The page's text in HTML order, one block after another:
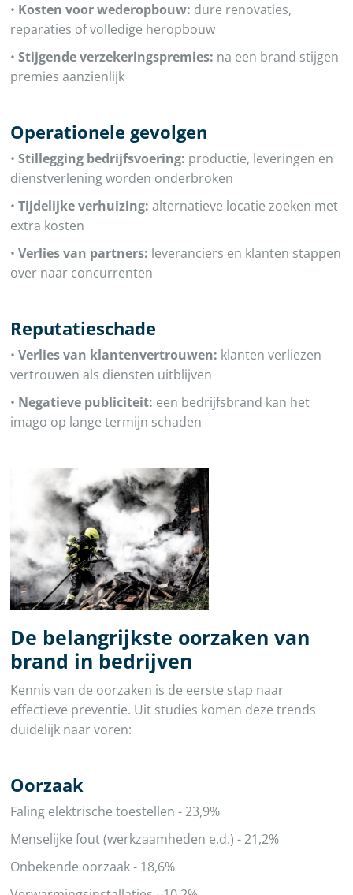
• Kosten voor wederopbouw: dure renovaties,
reparaties of volledige heropbouw
•Stijgende verzekeringspremies: na een brand stijgen
premies aanzienlijk
Operationele gevolgen
•Stillegging bedrijfsvoering: productie, leveringen en
dienstverlening worden onderbroken
•Tijdelijke verhuizing:alternatieve locatie zoeken met
extra kosten
•Verlies van partners: leveranciers en klanten stappen
over naar concurrenten
Reputatieschade
•Verlies van klantenvertrouwen: klanten verliezen
vertrouwen als diensten uitblijven
• Negatieve publiciteit: een bedrijfsbrand kan het
imago op lange termijn schaden
De belangrijkste oorzaken van
brand in bedrijven
Kennis van de oorzaken is de eerste stap naar
effectieve preventie. Uit studies komen deze trends
duidelijk naar voren:
Oorzaak
Faling elektrische toestellen - 23,9%
Menselijke fout (werkzaamheden e.d.) - 21,2%
Onbekende oorzaak - 18,6%